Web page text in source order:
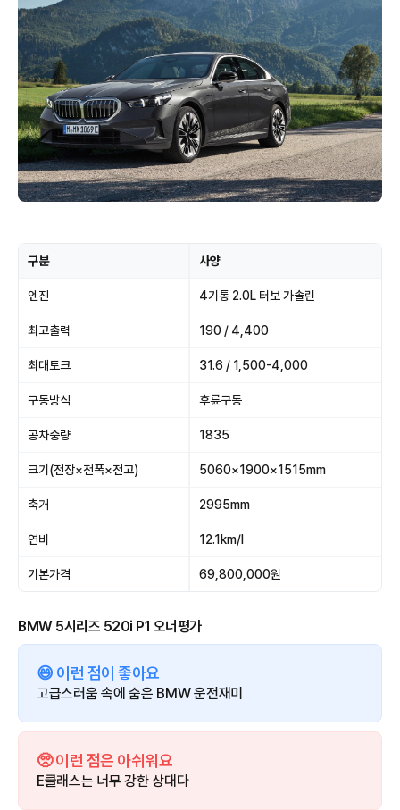
구분 사양
엔진 4기통 2.0L 터보 가솔린
최고출력 190 / 4,400
최대토크 31.6 / 1,500-4,000
구동방식 후륜구동
공차중량 1835
크기(전장×전폭×전고) 5060×1900×1515mm
축거 2995mm
연비 12.1km/l
기본가격 69,800,000원
BMW 5시리즈 520i P1 오너평가
😄 이런 점이 좋아요
고급스러움 속에 숨은 BMW 운전재미
🥺 이런 점은 아쉬워요
E클래스는 너무 강한 상대다